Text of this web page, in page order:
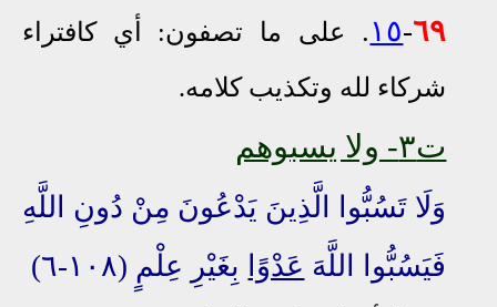
٦٩-١٥ .
على ما تصفون: أي كافتراء
شركاء لله وتكذيب كلامه.
ت٣ - ولا يسبوهم
وَلَا تَسُبُّوا الَّذِينَ يَدْعُونَ مِنْ دُونِ اللَّهِ
فَيَسُبُّوا اللَّهَ عَدْوًا بِغَيْرِ عِلْمٍ (١٠٨-٦)